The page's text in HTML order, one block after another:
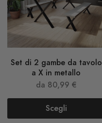
Set di 2 gambe da tavolo
a X in metallo
da 80,99 €
Scegli